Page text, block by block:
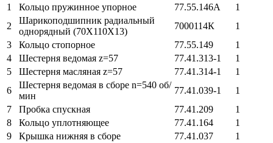
1
Кольцо пружинное упорное 77.55.146А
1
2
Шарикоподшипник радиальный
однорядный (70Х110Х13)
7000114К
1
3
Кольцо стопорное 77.55.149
1
4
Шестерня ведомая z=57 77.41.313-1
1
5
Шестерня масляная z=57 77.41.314-1
1
6
Шестерня ведомая в сборе n=540 об/
мин
77.41.039-1
1
7
Пробка спускная 77.41.209
1
8
Кольцо уплотняющее 77.41.164
1
9
Крышка нижняя в сборе 77.41.037
1